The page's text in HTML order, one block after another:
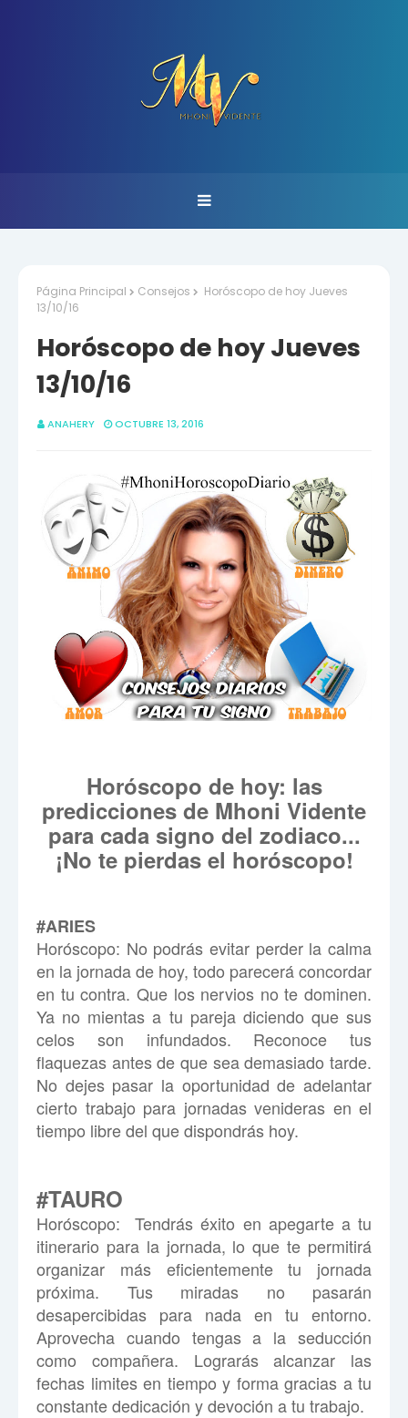
Página Principal Consejos
Horóscopo de hoy Jueves
13/10/16
Horóscopo de hoy Jueves
13/10/16
ANAHERY OCTUBRE 13, 2016
Horóscopo de hoy: las
predicciones de Mhoni Vidente
para cada signo del zodiaco...
¡No te pierdas el horóscopo!
#ARIES
Horóscopo: No podrás evitar perder la calma
en la jornada de hoy, todo parecerá concordar
en tu contra. Que los nervios no te dominen.
Ya no mientas a tu pareja diciendo que sus
celos son infundados. Reconoce tus
flaquezas antes de que sea demasiado tarde.
No dejes pasar la oportunidad de adelantar
cierto trabajo para jornadas venideras en el
tiempo libre del que dispondrás hoy.
#TAURO
Horóscopo:
Tendrás éxito en apegarte a tu
itinerario para la jornada, lo que te permitirá
organizar más eficientemente tu jornada
próxima. Tus miradas no pasarán
desapercibidas para nada en tu entorno.
Aprovecha cuando tengas a la seducción
como compañera. Lograrás alcanzar las
fechas limites en tiempo y forma gracias a tu
constante dedicación y devoción a tu trabajo.